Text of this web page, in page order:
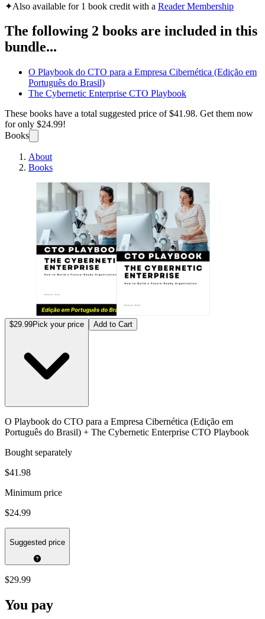
✦Also available for 1 book credit with a Reader Membership
The following 2 books are included in this
bundle...
O Playbook do CTO para a Empresa Cibernética (Edição em
Português do Brasil)
The Cybernetic Enterprise CTO Playbook
These books have a total suggested price of$41.98. Get them now
for only $24.99!
Books
About
Books
$29.99Pick your price Add to Cart
O Playbook do CTO para a Empresa Cibernética (Edição em
Português do Brasil) + The Cybernetic Enterprise CTO Playbook
Bought separately
$41.98
Minimum price
$24.99
Suggested price
$29.99
You pay